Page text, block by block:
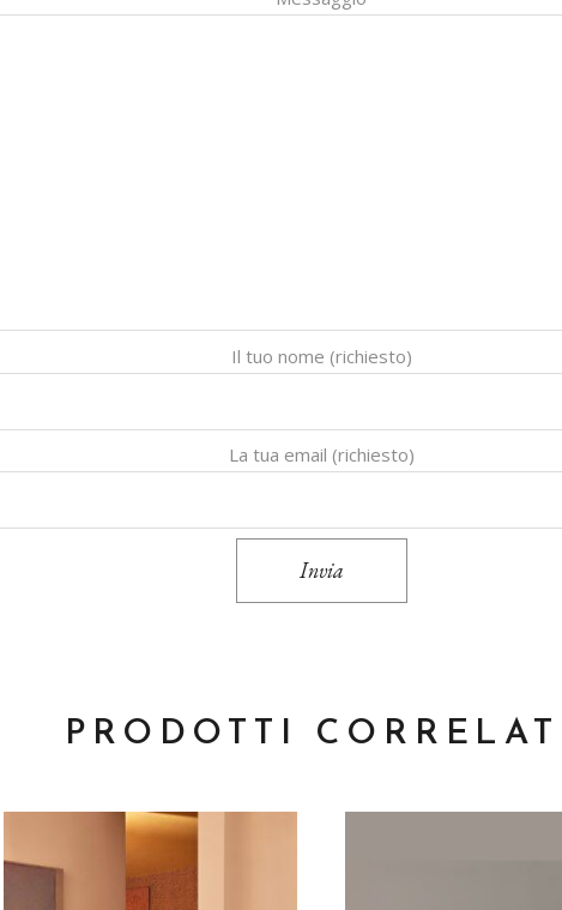
Il tuo nome (richiesto)
La tua email (richiesto)
Invia
PRODOTTI CORRELATI